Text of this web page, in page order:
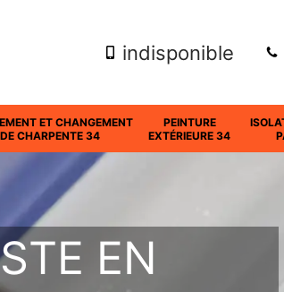
indisponible
ET CHANGEMENT
DE CHARPENTE 34
PEINTURE
EXTÉRIEURE 34
EN